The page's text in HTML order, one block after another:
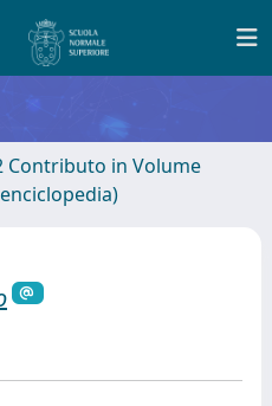
Contributo in Volume